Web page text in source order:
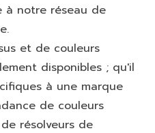
à notre réseau de
et de couleurs
disponibles ; qu'il
à une marque
de couleurs
résolveurs de